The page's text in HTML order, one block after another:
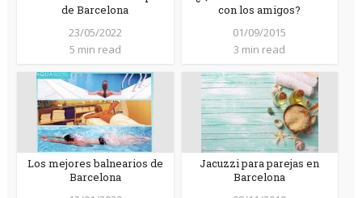
de Barcelona
23/05/2022
5 min read
con los amigos?
01/09/2015
3 min read
Los mejores balnearios de
Barcelona
Jacuzzi para parejas en
Barcelona